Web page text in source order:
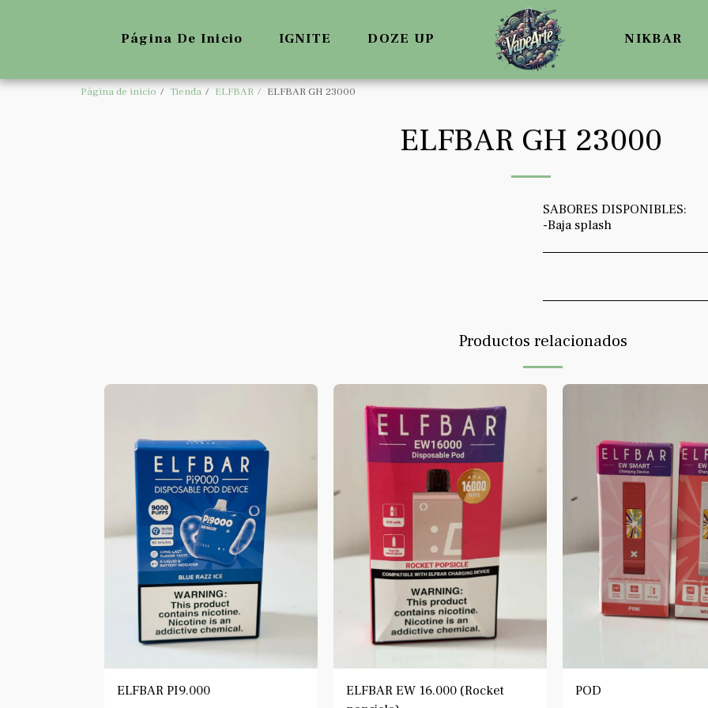
Página De Inicio IGNITE DOZE UP NIKBAR
Página de inicio Tienda ELFBAR ELFBAR GH 23000
ELFBAR GH 23000
SABORES DISPONIBLES:
-Baja splash
Productos relacionados
ELFBAR PI9.000
ELFBAR EW 16.000 (Rocket
POD